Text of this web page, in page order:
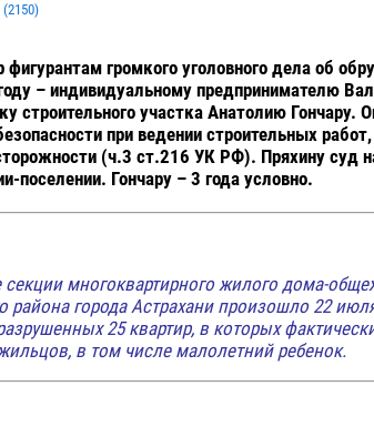
(2150)
фигурантам громкого уголовного дела об
– индивидуальному предпринимателю
строительного участка Анатолию Гончару.
при ведении строительных
(ч.3 ст.216 УК РФ). Пряхину суд
поселении. Гончару – 3 года условно.
секции многоквартирного жилого дома-
района города Астрахани произошло 22
25 квартир, в которых
в том числе малолетний ребенок.